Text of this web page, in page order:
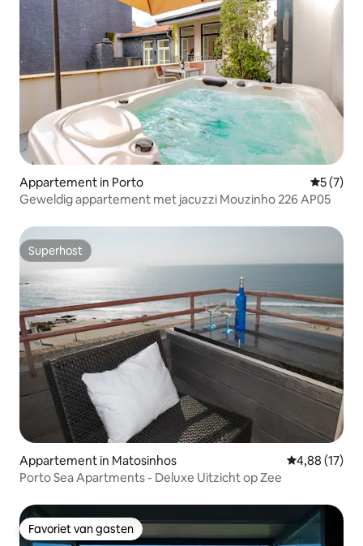
Appartement in Porto
5 (7)
Geweldig appartement met jacuzzi Mouzinho 226 AP05
Superhost
Superhost
Appartement in Matosinhos Gemiddelde
4,88 (17)
Porto Sea Apartments - Deluxe Uitzicht op Zee
Favoriet van gasten
Favoriet van gasten